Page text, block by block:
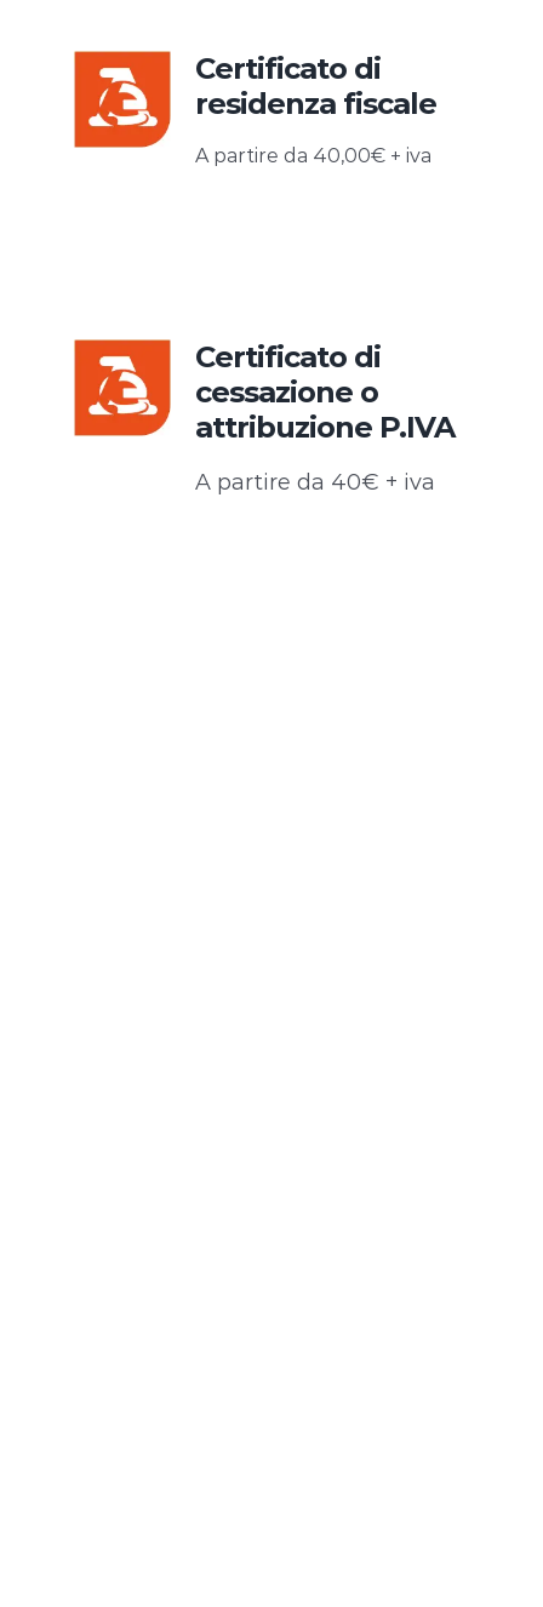
Certificato di
residenza fiscale
A partire da 40,00€ + iva
Certificato di
cessazione o
attribuzione P.IVA
A partire da 40€ + iva